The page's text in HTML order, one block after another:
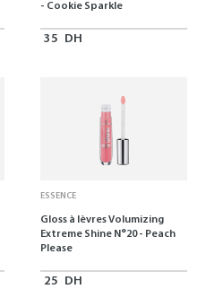
- Cookie Sparkle
35 DH
ESSENCE
Gloss à lèvres Volumizing
Extreme Shine N°20 - Peach
Please
25 DH